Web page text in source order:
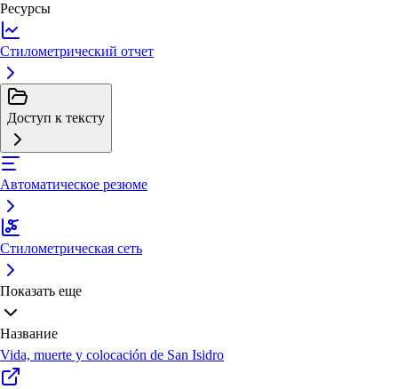
Ресурсы
Стилометрический отчет
Доступ к тексту
Автоматическое резюме
Стилометрическая сеть
Показать еще
Название
Vida, muerte y colocación de San Isidro